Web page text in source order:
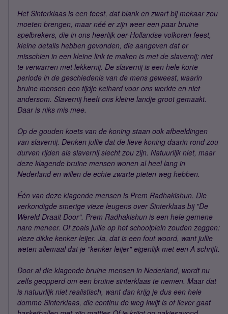
Het Sinterklaas is een feest, dat blank en zwart bij mekaar zou
moeten brengen, maar néé er zijn weer een paar bruine
spelbrekers, die in ons heerlijk oer-Hollandse volkoren feest,
kleine details hebben gevonden, die aangeven dat er
misschien in een kleine link te maken is met de slavernij; niet
te verwarren met lekkernij. De slavernij is een hele korte
periode in de geschiedenis van de mens geweest, waarin
bruine mensen een tijdje keihard voor ons werkte en niet
andersom. Slavernij heeft ons kleine landje groot gemaakt.
Daar is niks mis mee.
Op de gouden koets van de koning staan ook afbeeldingen
van slavernij. Denken jullie dat de lieve koning daarin rond zou
durven rijden als slavernij slecht zou zijn. Natuurlijk niet, maar
deze klagende bruine mensen wonen al heel lang in
Nederland en willen de echte zwarte pieten weg hebben.
Één van deze klagende mensen is Prem Radhakishun. Die
verkondigde smerige vieze leugens over Sinterklaas bij "De
Wereld Draait Door". Prem Radhakishun is een hele gemene
nare meneer. Of zoals jullie op het schoolplein zouden zeggen:
vieze dikke kenker leijer. Ja, dat is een fout woord, want jullie
weten allemaal dat je "kenker leijer" eigenlijk met een A schrijft.
Door al die klagende bruine mensen in Nederland, wordt nu
zelfs geopperd om een bruine sinterklaas te nemen. Maar dat
is natuurlijk niet realistisch, want dan krijg je dus een hele
domme Sinterklaas, die continu de weg kwijt is of liever gaat